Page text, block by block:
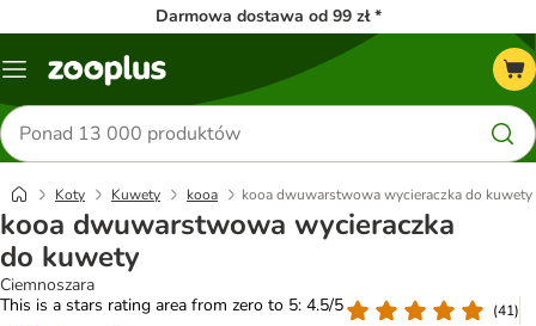
Darmowa dostawa od 99 zł *
Menu
Szukaj
produktów
Koty Kuwety kooa kooa dwuwarstwowa wycieraczka do kuwety
kooa dwuwarstwowa wycieraczka
do kuwety
Ciemnoszara
This is a stars rating area from zero to 5: 4.5/5
(41)